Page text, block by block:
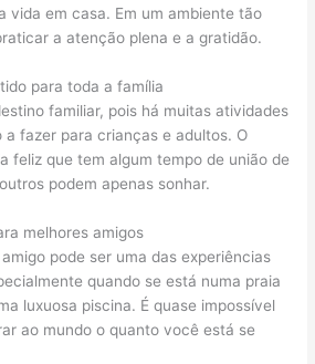
vida em casa. Em um ambiente tão
a atenção plena e a gratidão.
para toda a família
familiar, pois há muitas atividades
a fazer para crianças e adultos. O
feliz que tem algum tempo de união de
podem apenas sonhar.
melhores amigos
pode ser uma das experiências
quando se está numa praia
luxuosa piscina. É quase impossível
ao mundo o quanto você está se